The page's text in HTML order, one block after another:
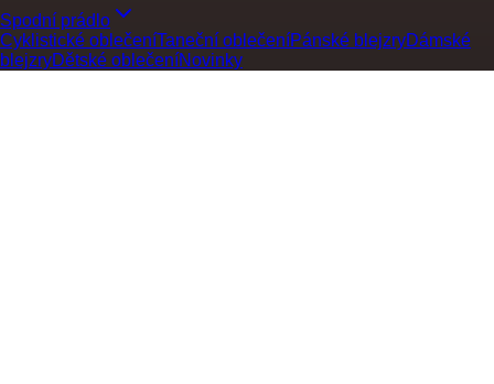
Spodní prádlo
Cyklistické oblečeníTaneční oblečeníPánské blejzryDámské
blejzryDětské oblečeníNovinky